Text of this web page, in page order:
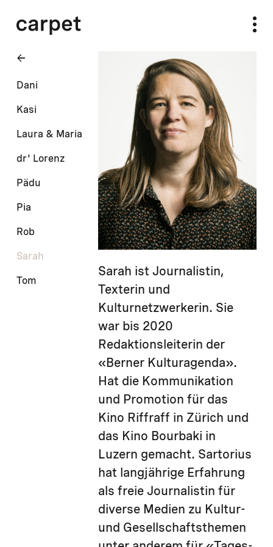
Dani
Kasi
Laura & Maria
dr' Lorenz
Pädu
Pia
Rob
Sarah
Tom
Sarah ist Journalistin,
Texterin und
Kulturnetzwerkerin. Sie
war bis 2020
Redaktionsleiterin der
«Berner Kulturagenda».
Hat die Kommunikation
und Promotion für das
Kino Riffraff in Zürich und
das Kino Bourbaki in
Luzern gemacht. Sartorius
hat langjährige Erfahrung
als freie Journalistin für
diverse Medien zu Kultur-
und Gesellschaftsthemen